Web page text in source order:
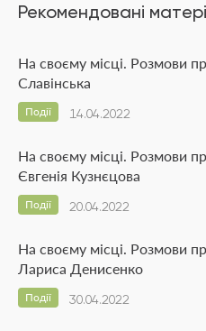
Рекомендовані
На своєму місці. Розмови
Славінська
14.04.2022
Події
На своєму місці. Розмови
Євгенія Кузнєцова
20.04.2022
Події
На своєму місці. Розмови
Лариса Денисенко
30.04.2022
Події